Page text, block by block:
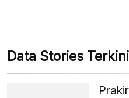
Data Stories Terkini